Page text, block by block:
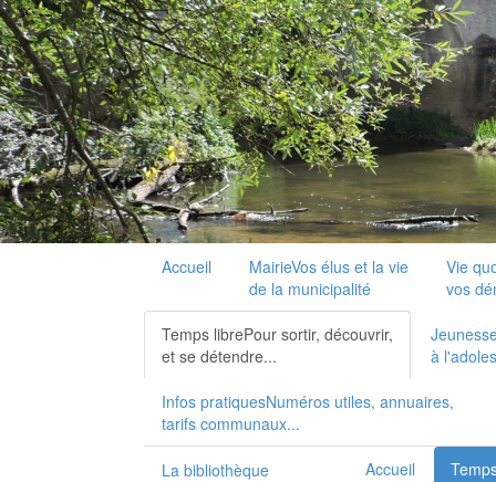
Accueil MairieVos élus et la vie
de la municipalité
Vie
vos
Temps librePour sortir, découvrir,
et se détendre...
à
Infos pratiquesNuméros utiles, annuaires,
tarifs communaux...
Accueil
La bibliothèque